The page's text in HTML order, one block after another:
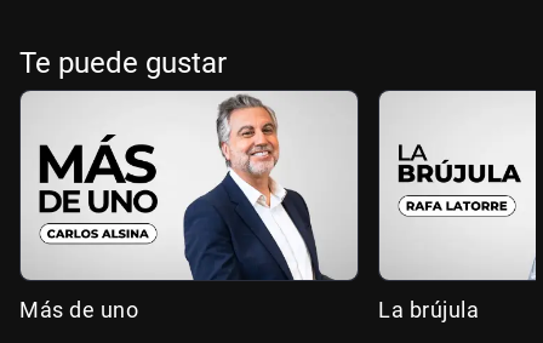
Te puede gustar
Más de uno La brújula